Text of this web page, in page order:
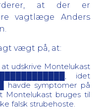
at der er
vagtlæge Anders
vægt på, at:
udskrive Montelukast
idet
havde symptomer på
Montelukast bruges til
falsk strubehoste.